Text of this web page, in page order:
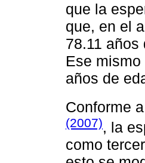
que la
que, en el
78.11
Ese
años de
Conforme
(2007), la
como